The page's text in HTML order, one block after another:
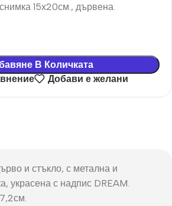
15х20см., дървена.
В Количката
Добави е желани
и стъкло, с метална и
украсена с надпис DREAM.